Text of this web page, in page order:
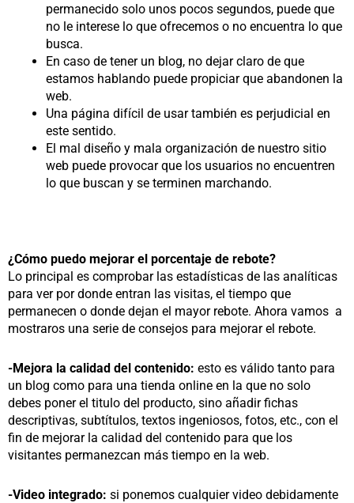
permanecido solo unos pocos segundos, puede que
no le interese lo que ofrecemos o no encuentra lo que
busca.
En caso de tener un blog, no dejar claro de que
estamos hablando puede propiciar que abandonen la
web.
Una página difícil de usar también es perjudicial en
este sentido.
El mal diseño y mala organización de nuestro sitio
web puede provocar que los usuarios no encuentren
lo que buscan y se terminen marchando.
¿Cómo puedo mejorar el porcentaje de rebote?
Lo principal es comprobar las estadísticas de las analíticas
para ver por donde entran las visitas, el tiempo que
permanecen o donde dejan el mayor rebote. Ahora vamos a
mostraros una serie de consejos para mejorar el rebote.
-Mejora la calidad del contenido: esto es válido tanto para
un blog como para una tienda online en la que no solo
debes poner el titulo del producto, sino añadir fichas
descriptivas, subtítulos, textos ingeniosos, fotos, etc., con el
fin de mejorar la calidad del contenido para que los
visitantes permanezcan más tiempo en la web.
-Video integrado: si ponemos cualquier video debidamente